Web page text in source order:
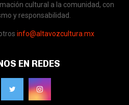
cultural a la comunidad, con
y responsabilidad.
info@altavozcultura.mx
EN REDES